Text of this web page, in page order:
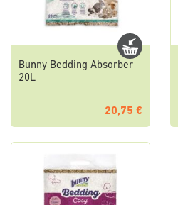
Bunny Bedding Absorber
20L
20,75 €